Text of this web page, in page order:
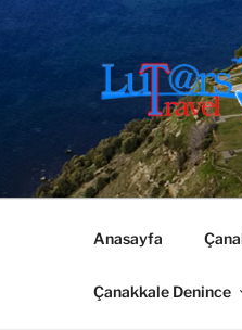
Anasayfa
Çanakkale Denince